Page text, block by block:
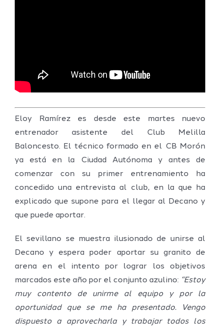
Eloy Ramírez es desde este martes nuevo
entrenador asistente del Club Melilla
Baloncesto. El técnico formado en el CB Morón
ya está en la Ciudad Autónoma y antes de
comenzar con su primer entrenamiento ha
concedido una entrevista al club, en la que ha
explicado que supone para el llegar al Decano y
que puede aportar.
El sevillano se muestra ilusionado de unirse al
Decano y espera poder aportar su granito de
arena en el intento por lograr los objetivos
marcados este año por el conjunto azulino: “Estoy
muy contento de unirme al equipo y por la
oportunidad que se me ha presentado. Vengo
dispuesto a aprovecharla y trabajar todos los